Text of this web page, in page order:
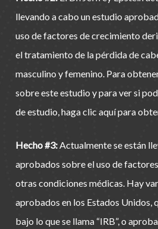
llevando a cabo un estudio
uso de factores de crecimiento
el tratamiento de la pérdida de
masculino y femenino. Para
sobre este estudio y para ver si
de estudio, haga clic aquí para
Hecho #3:Actualmente se están
aprobados sobre el uso de
otras condiciones médicas. Hay
aprobados en los Estados Unidos,
bajo lo que se llama “IRB”, o